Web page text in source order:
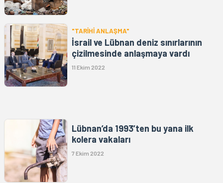
"TARİHİ ANLAŞMA"
İsrail ve Lübnan deniz sınırlarının
çizilmesinde anlaşmaya vardı
11 Ekim 2022
Lübnan’da 1993’ten bu yana ilk
kolera vakaları
7 Ekim 2022